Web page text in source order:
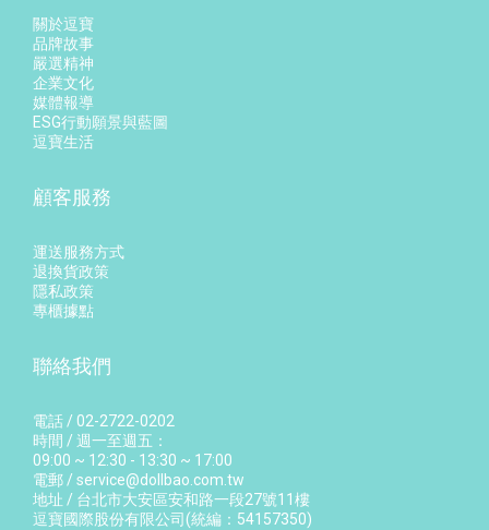
關於逗寶
品牌故事
嚴選精神
企業文化
媒體報導
ESG行動願景與藍圖
逗寶生活
顧客服務
運送服務方式
退換貨政策
隱私政策
專櫃據點
聯絡我們
電話 / 02-2722-0202
時間 / 週一至週五：
09:00 ~ 12:30 - 13:30 ~ 17:00
電郵 / service@dollbao.com.tw
地址 / 台北市大安區安和路一段27號11樓
逗寶國際股份有限公司(統編：54157350)